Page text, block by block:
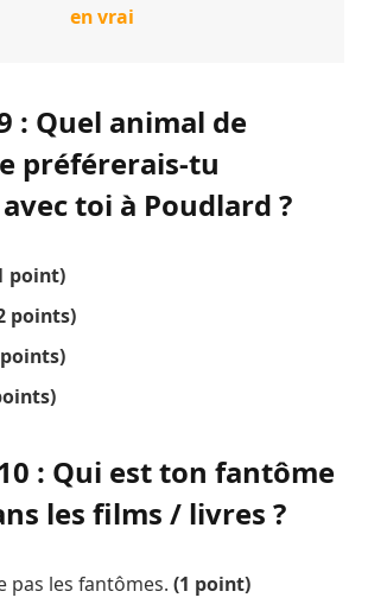
en vrai
: Quel animal de
préférerais-tu
toi à Poudlard ?
point)
points)
: Qui est ton fantôme
les films / livres ?
pas les fantômes. (1 point)